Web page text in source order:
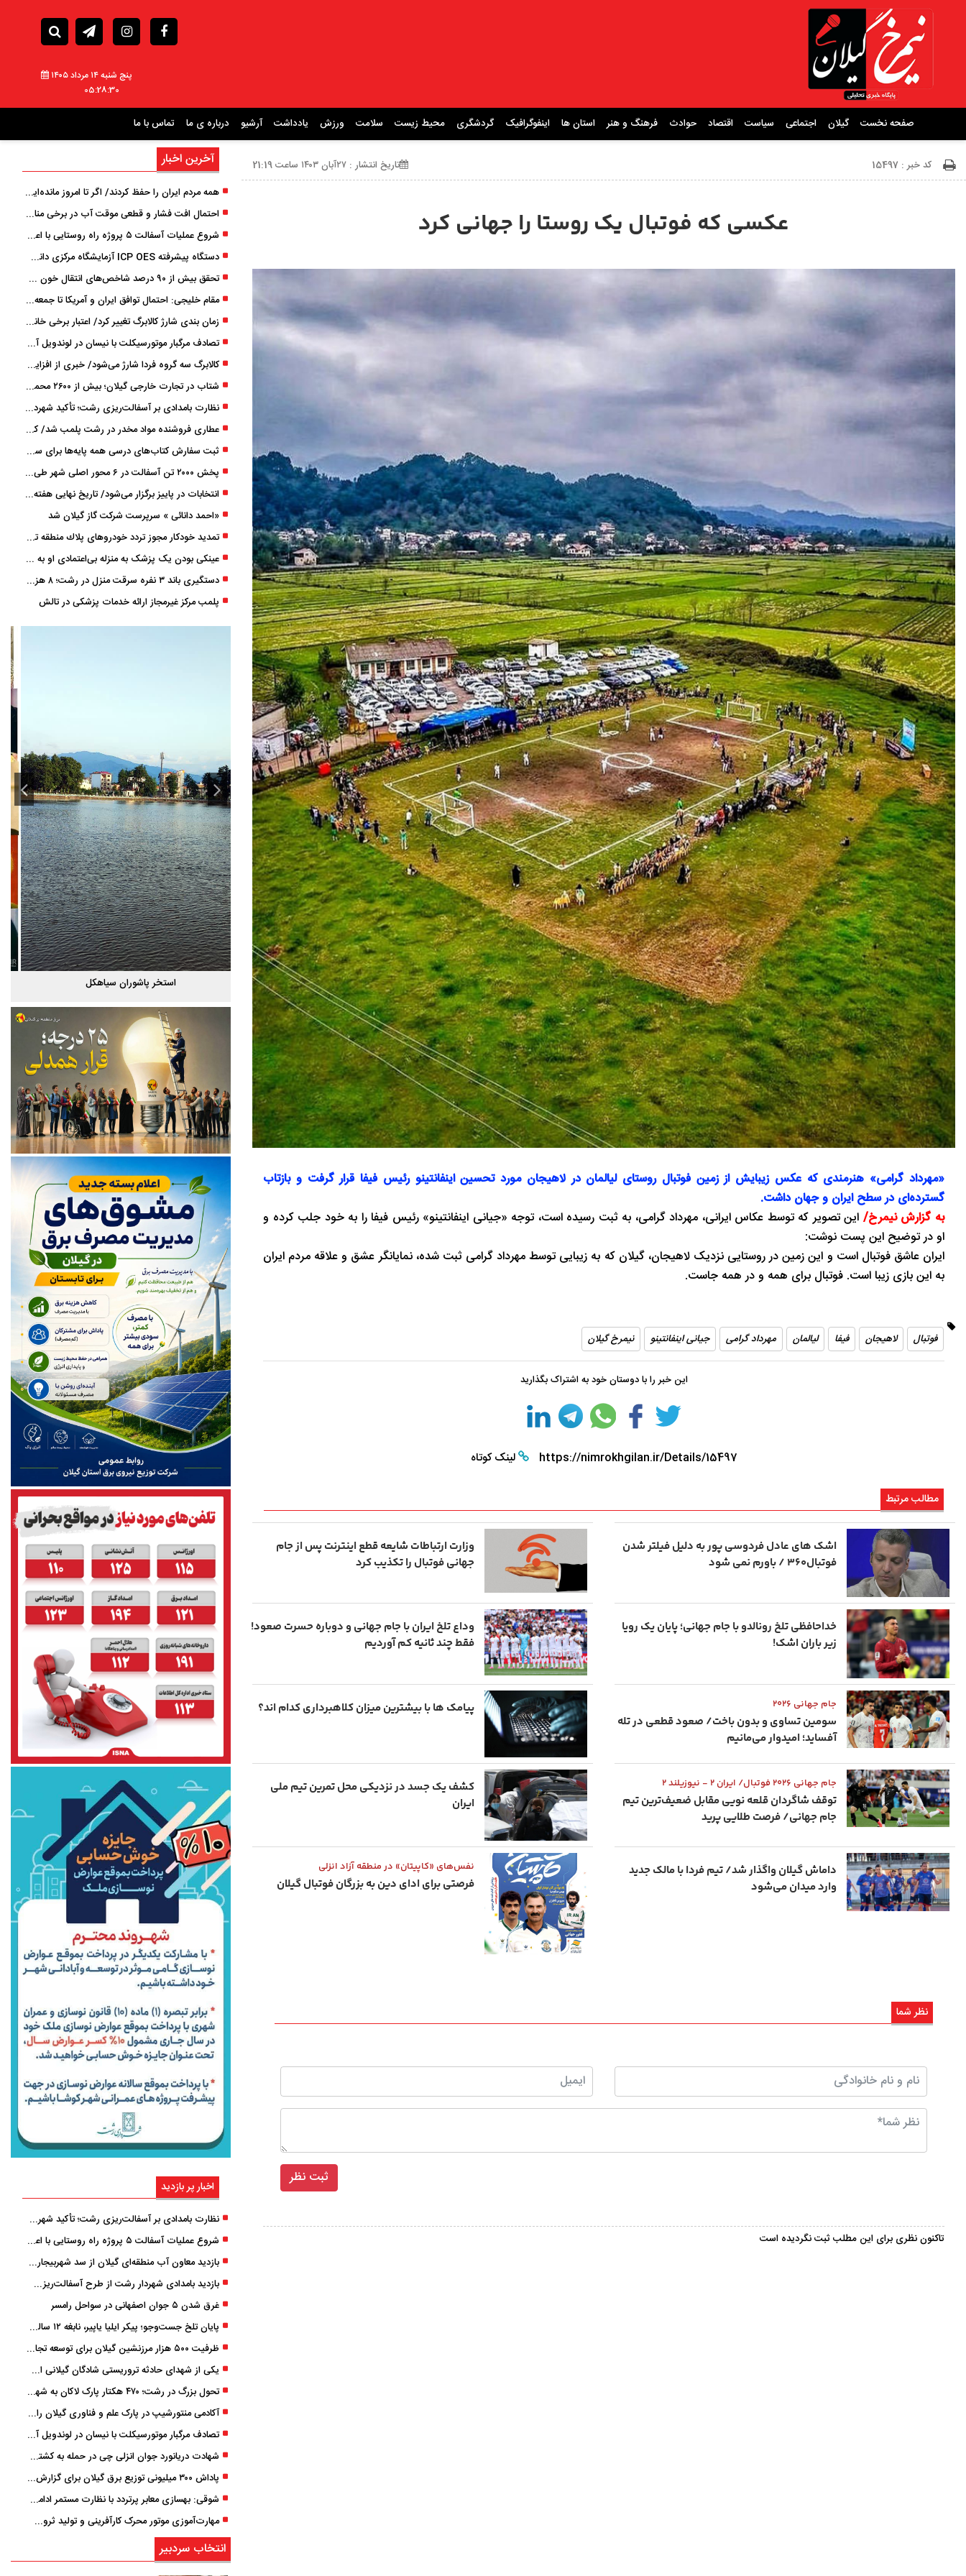
پنج شنبه ۱۴ مرداد ۱۴۰۵
05:28:32
صفحه نخست گیلان اجتماعی سیاست اقتصاد حوادث فرهنگ و هنر استان ها اینفوگرافیک گردشگری محیط زیست سلامت ورزش یادداشت آرشیو درباره ی ما تماس با ما
کد خبر : 15497 تاریخ انتشار : ۲۷آبان ۱۴۰۳ ساعت 21:19
عکسی که فوتبال یک روستا را جهانی کرد
«مهرداد گرامی» هنرمندی که عکس زیبایش از زمین فوتبال روستای لیالمان در لاهیجان مورد تحسین اینفانتینو رئیس فیفا قرار گرفت و بازتاب
گسترده‌ای در سطح ایران و جهان داشت.
به گزارش نیمرخ/ این تصویر که توسط عکاس ایرانی، مهرداد گرامی، به ثبت رسیده است، توجه «جیانی اینفانتینو» رئیس فیفا را به خود جلب کرده و
او در توضیح این پست نوشت:
ایران عاشق فوتبال است و این زمین در روستایی نزدیک لاهیجان، گیلان که به زیبایی توسط مهرداد گرامی ثبت شده، نمایانگر عشق و علاقه مردم ایران
به این بازی زیبا است. فوتبال برای همه و در همه جاست.
فوتبال لاهیجان فیفا لیالمان مهرداد گرامی جیانی اینفانتینو نیمرخ گیلان
این خبر را با دوستان خود به اشتراک بگذارید
https://nimrokhgilan.ir/Details/15497 لینک کوتاه
مطالب مرتبط
اشک های عادل فردوسی پور به دلیل فیلتر شدن
فوتبال۳۶۰ / باورم نمی شود
وزارت ارتباطات شایعه قطع اینترنت پس از جام
جهانی فوتبال را تکذیب کرد
خداحافظی تلخ رونالدو با جام جهانی؛ پایان یک رویا
زیر باران اشک!
وداع تلخ ایران با جام جهانی و دوباره حسرت صعود!
فقط چند ثانیه کم آوردیم
جام‌ جهانی ۲۰۲۶
سومین تساوی و بدون باخت/ صعود قطعی در تله
آفساید؛ امیدوار می‌مانیم
پیامک ها با بیشترین میزان کلاهبرداری کدام اند؟
جام جهانی ۲۰۲۶ فوتبال/ ایران ۲ - نیوزیلند ۲
توقف شاگردان قلعه نویی مقابل ضعیف‌ترین تیم
جام جهانی/ فرصت طلایی پرید
کشف یک جسد در نزدیکی محل تمرین تیم ملی
ایران
داماش گیلان واگذار شد/ تیم فردا با مالک جدید
وارد میدان می‌شود
نفس‌های «کاپیتان» در منطقه آزاد انزلی
فرصتی برای ادای دین به بزرگان فوتبال گیلان
نظر شما
تاکنون نظری برای این مطلب ثبت نگردیده است
آخرین اخبار
همه مردم ایران را حفظ کردند/ اگر تا امروز مانده‌ایم، به ‌خاطر مردم نجیب ایران بوده است
احتمال افت فشار و قطعی موقت آب در برخی مناطق گیلان
شروع عملیات آسفالت ۵ پروژه راه ‌روستایی با اعتبار ۳۷۰ میلیاردی در گیلان
دستگاه پیشرفته ICP OES آزمایشگاه مرکزی دانشگاه گیلان دوباره راه‌اندازی شد
تحقق بیش از ۹۰ درصد شاخص‌های انتقال خون گیلان/ نیاز فوری به نوسازی تجهیزات آزمایشگاهی
مقام خلیجی: احتمال توافق ایران و آمریکا تا جمعه 50 درصد است
زمان ‌بندی شارژ کالابرگ تغییر کرد/ اعتبار برخی خانوارها ماه بعد واریز می‌شود
تصادف مرگبار موتورسیکلت با نیسان در لوندویل آستارا/ انتقال مصدوم با اورژانس هوایی به رشت
کالابرگ سه گروه فردا شارژ می‌شود/ خبری از افزایش اعتبار نیست
شتاب در تجارت خارجی گیلان؛ بیش از ۲۶۰۰ محموله زیر ذره‌بین استاندارد
نظارت بامدادی بر آسفالت‌ریزی رشت؛ تأکید شهردار و بازرس کل بر کیفیت اجرای پروژه‌ها
عطاری فروشنده مواد مخدر در رشت پلمب شد/ کشف 8 هزار قرص و 50 لیتر شربت توهم ‌زا
ثبت سفارش کتاب‌های درسی همه پایه‌ها برای سال تحصیلی ۱۴۰۶ ۱۴۰۵ فعال شد
پخش ۲۰۰۰ تن آسفالت در ۶ محور اصلی شهر طی یک شب
انتخابات در پاییز برگزار می‌شود/ تاریخ نهایی هفته آینده اعلام می‌شود
«احمد دانائی » سرپرست شرکت گاز گیلان شد
تمدید خودكار مجوز تردد خودروهای پلاك منطقه تا پایان آذر ۱۴۰۵
عینکی‌ بودن یک پزشک به منزله بی‌اعتمادی او به «لیزیک» است؟
دستگیری باند ۳ نفره سرقت منزل در رشت؛ ۸ هزار دلار و ۹۰ گرم طلا کشف شد
پلمب مرکز غیرمجاز ارائه خدمات پزشکی در تالش
استخر پاشوران سیاهکل پاییز هزار رنگ گیلان شب های همیشه روشن رشت در دل روستاهای گیلان
اخبار پر بازدید
نظارت بامدادی بر آسفالت‌ریزی رشت؛ تأکید شهردار و بازرس کل بر کیفیت اجرای پروژه‌ها
شروع عملیات آسفالت ۵ پروژه راه ‌روستایی با اعتبار ۳۷۰ میلیاردی در گیلان
بازدید معاون آب منطقه‌ای گیلان از سد شهربیجار برای تداوم تأمین آب شرب استان
بازدید بامدادی شهردار رشت از طرح آسفالت‌ریزی گسترده در مناطق پنج‌گانه
غرق شدن ۵ جوان اصفهانی در سواحل رامسر
پایان تلخ جست‌وجو؛ پیکر ایلیا یاپیر، نابغه ۱۲ ساله لاهیجانی پیدا شد
ظرفیت ۵۰۰ هزار مرزنشین گیلان برای توسعه تجارت فعال می‌شود
یکی از شهدای حادثه تروریستی شادگان گیلانی است/ شهادت «سینا سیاه‌ نژاد» در درگیری با اشرار مسلح
تحول بزرگ در رشت؛ ۴۷۰ هکتار پارک لاکان به شهر ملحق می‌شود/ انتقال سند به‌ زودی
آکادمی منتورشیپ در پارک علم و فناوری گیلان راه‌اندازی شد
تصادف مرگبار موتورسیکلت با نیسان در لوندویل آستارا/ انتقال مصدوم با اورژانس هوایی به رشت
شهادت دریانورد جوان انزلی چی در حمله به کشتی تجاری در دریای کاسپین
پاداش ۳۰۰ میلیونی توزیع برق گیلان برای گزارش ماینرهای غیرمجاز
شوقی: بهسازی معابر پرتردد با نظارت مستمر ادامه دارد
مهارت‌آموزی موتور محرک کارآفرینی و تولید ثروت است
انتخاب سردبیر